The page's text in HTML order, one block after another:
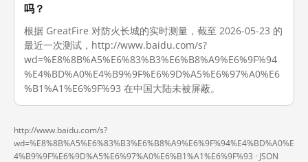
吗？
根据 GreatFire 对防火长城的实时测量，截至 2026-05-23 的
最近一次测试，http://www.baidu.com/s?
wd=%E8%8B%A5%E6%83%B3%E6%B8%A9%E6%9F%94
%E4%BD%A0%E4%B9%9F%E6%9D%A5%E6%97%A0%E6
%B1%A1%E6%9F%93 在中国大陆未被屏蔽。
http://www.baidu.com/s?
wd=%E8%8B%A5%E6%83%B3%E6%B8%A9%E6%9F%94%E4%BD%A0%E
4%B9%9F%E6%9D%A5%E6%97%A0%E6%B1%A1%E6%9F%93 · JSON